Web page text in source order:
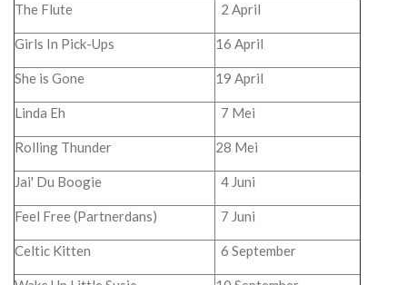
The Flute 2 April
Girls In Pick-Ups 16 April
She is Gone 19 April
Linda Eh 7 Mei
Rolling Thunder 28 Mei
Jai' Du Boogie 4 Juni
Feel Free (Partnerdans) 7 Juni
Celtic Kitten 6 September